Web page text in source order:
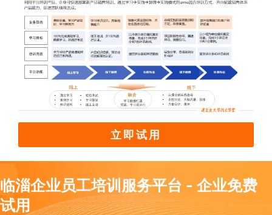
立即试用
临淄企业员工培训服务平台 - 企业免费
试用